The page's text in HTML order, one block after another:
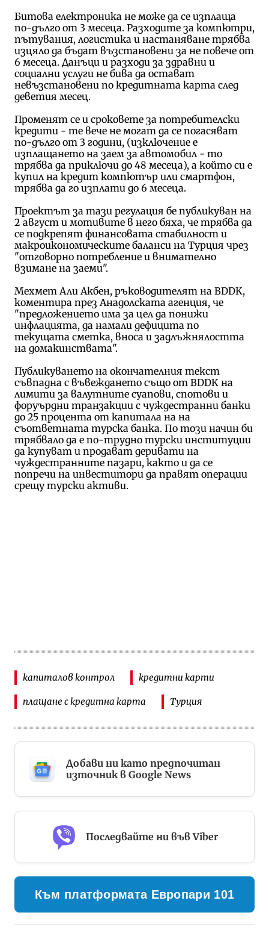
Битова електроника не може да се изплаща
по-дълго от 3 месеца. Разходите за компютри,
пътувания, логистика и настаняване трябва
изцяло да бъдат възстановени за не повече от
6 месеца. Данъци и разходи за здравни и
социални услуги не бива да остават
невъзстановени по кредитната карта след
деветия месец.
Променят се и сроковете за потребителски
кредити - те вече не могат да се погасяват
по-дълго от 3 години, (изключение е
изплащането на заем за автомобил - то
трябва да приключи до 48 месеца), а който си е
купил на кредит компютър или смартфон,
трябва да го изплати до 6 месеца.
Проектът за тази регулация бе публикуван на
2 август и мотивите в него бяха, че трябва да
се подкрепят финансовата стабилност и
макроикономическите баланси на Турция чрез
"отговорно потребление и внимателно
взимане на заеми".
Мехмет Али Акбен, ръководителят на BDDK,
коментира през Анадолската агенция, че
"предложението има за цел да понижи
инфлацията, да намали дефицита по
текущата сметка, вноса и задлъжнялостта
на домакинствата".
Публикуването на окончателния текст
съвпадна с въвеждането също от BDDK на
лимити за валутните суапови, спотови и
форуърдни транзакции с чуждестранни банки
до 25 процента от капитала на на
съответната турска банка. По този начин би
трябвало да е по-трудно турски институции
да купуват и продават деривати на
чуждестранните пазари, както и да се
попречи на инвеститори да правят операции
срещу турски активи.
капиталов контрол кредитни карти
плащане с кредитна карта Турция
Добави ни като предпочитан
източник в Google News
Последвайте ни във Viber
Към платформата Европари 101